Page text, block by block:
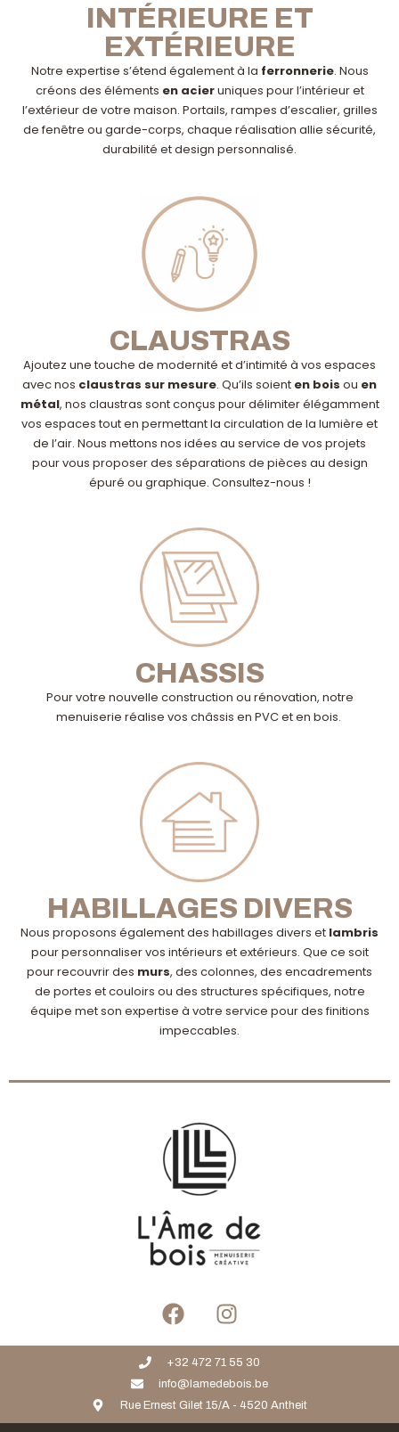
INTÉRIEURE ET
EXTÉRIEURE
Notre expertise s’étend également à la ferronnerie. Nous
créons des éléments en acieruniques pour l’intérieur et
l’extérieur de votre maison. Portails, rampes d’escalier, grilles
de fenêtre ou garde-corps, chaque réalisation allie sécurité,
durabilité et design personnalisé.
CLAUSTRAS
Ajoutez une touche de modernité et d’intimité à vos espaces
avec nos claustras sur mesure. Qu’ils soient en bois ou en
métal, nos claustras sont conçus pour délimiter élégamment
vos espaces tout en permettant la circulation de la lumière et
de l’air. Nous mettons nos idées au service de vos projets
pour vous proposer des séparations de pièces au design
épuré ou graphique. Consultez-nous !
CHASSIS
Pour votre nouvelle construction ou rénovation, notre
menuiserie réalise vos châssis en PVC et en bois.
HABILLAGES DIVERS
Nous proposons également des habillages divers et lambris
pour personnaliser vos intérieurs et extérieurs. Que ce soit
pour recouvrir des murs, des colonnes, des encadrements
de portes et couloirs ou des structures spécifiques, notre
équipe met son expertise à votre service pour des finitions
impeccables.
+32 472 71 55 30
info@lamedebois.be
Rue Ernest Gilet 15/A - 4520 Antheit